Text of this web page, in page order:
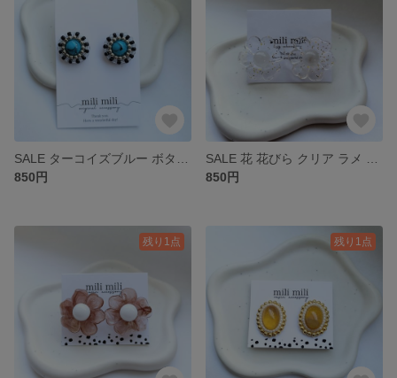
850円
850円
残り1点 残り1点